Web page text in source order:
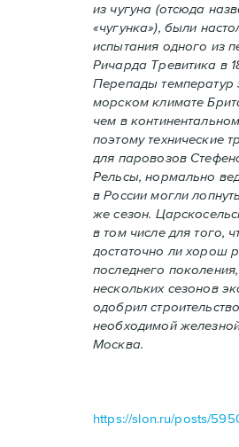
из чугуна (отсюда
«чугунка»), были
испытания одного из
Ричарда Тревитика в
Перепады температур
морском климате
чем в
поэтому технические
для паровозов
Рельсы, нормально
в России могли
же сезон.
в том числе для того,
достаточно ли хорош
последнего
нескольких сезонов
одобрил
необходимой
Москва.
https://slon.ru/posts/